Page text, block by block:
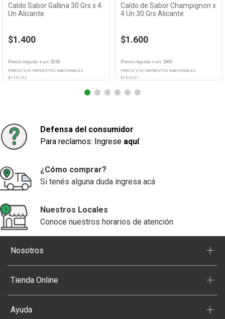
Caldo Sabor Gallina 30 Grs x 4
Un Alicante
$1.400
Precio regular x un: $350
PRECIO SIN IMPUESTOS NACIONALES:
$ 1157,02
Caldo de Sabor Champignon x
4 Un 30 Grs Alicante
$1.600
Precio regular x un: $400
PRECIO SIN IMPUESTOS NACIONALES:
$ 1322,31
Defensa del consumidor
Para reclamos: Ingrese aquí
¿Cómo comprar?
Si tenés alguna duda ingresa acá
Nuestros Locales
Conoce nuestros horarios de atención
Nosotros +
Tienda Online +
Ayuda +